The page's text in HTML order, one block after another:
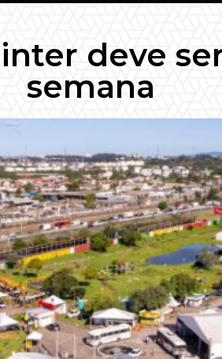
deve
semana